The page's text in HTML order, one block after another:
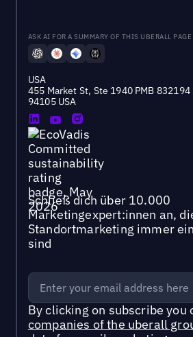
ASK AI FOR A SUMMARY OF THIS UBERALL PAGE
USA
455 Market St, Ste 1940 PMB 832194
94105 USA
Schließ dich über 10.000
Marketingexpert:innen an,
Standortmarketing immer
sind
By clicking on subscribe you
companies of the uberall